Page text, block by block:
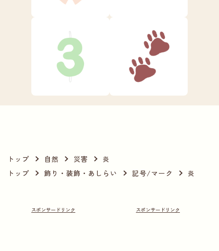
トップ 自然 災害 炎
トップ 飾り・装飾・あしらい 記号/マーク 炎